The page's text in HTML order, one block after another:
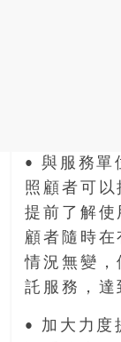
• 與服務單
照顧者可以
提前了解使
顧者隨時在
情況無變，
託服務，達
• 加大力度